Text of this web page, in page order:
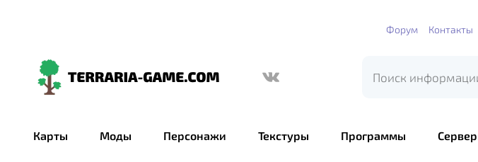
Форум Контакты
Terraria-
Карты Моды Персонажи Текстуры Программы Сервер